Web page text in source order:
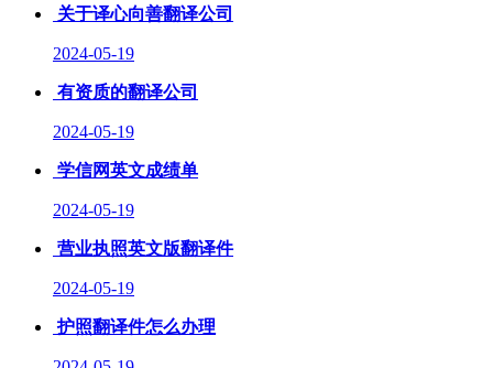
关于译心向善翻译公司
2024-05-19
有资质的翻译公司
2024-05-19
学信网英文成绩单
2024-05-19
营业执照英文版翻译件
2024-05-19
护照翻译件怎么办理